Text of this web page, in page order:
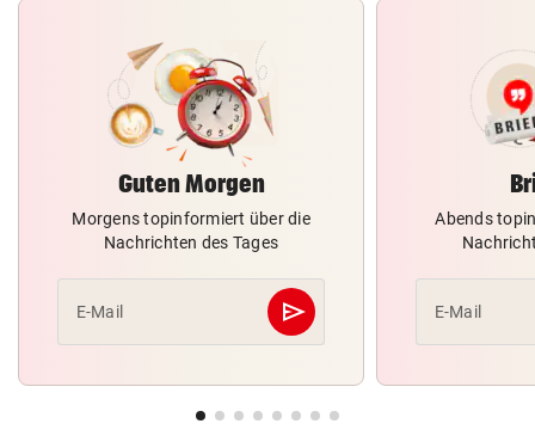
Guten Morgen
Morgens topinformiert über die
Nachrichten des Tages
E-Mail send
Abschicken
Abends
E-Mail